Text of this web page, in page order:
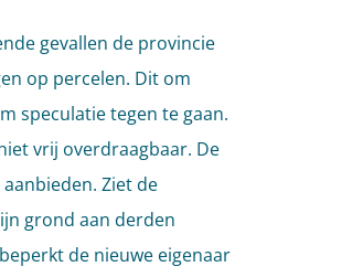
gevallen de provincie
op percelen. Dit om
speculatie tegen te gaan.
vrij overdraagbaar. De
Ziet de
grond aan derden
de nieuwe eigenaar